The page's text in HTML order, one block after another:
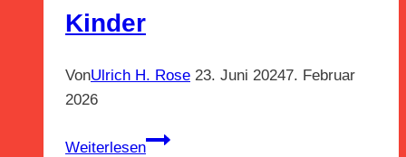
2017
Kinder
VonUlrich H. Rose 23. Juni 20247. Februar
2026
Weiterlesen
Aufrufe